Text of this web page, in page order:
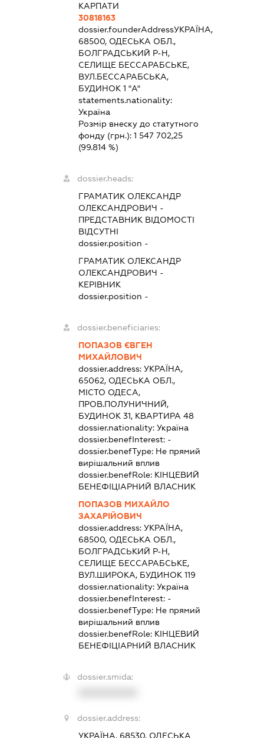
КАРПАТИ
30818163
dossier.founderAddressУКРАЇНА,
68500, ОДЕСЬКА ОБЛ.,
БОЛГРАДСЬКИЙ Р-Н,
СЕЛИЩЕ БЕССАРАБСЬКЕ,
ВУЛ.БЕССАРАБСЬКА,
БУДИНОК 1 "А"
statements.nationality:
Україна
Розмір внеску до статутного
фонду (грн.): 1 547 702,25
(99.814 %)
dossier.heads:
ГРАМАТИК ОЛЕКСАНДР
ОЛЕКСАНДРОВИЧ -
ПРЕДСТАВНИК ВІДОМОСТІ
ВІДСУТНІ
dossier.position -
ГРАМАТИК ОЛЕКСАНДР
ОЛЕКСАНДРОВИЧ -
КЕРІВНИК
dossier.position -
dossier.beneficiaries:
ПОПАЗОВ ЄВГЕН
МИХАЙЛОВИЧ
dossier.address: УКРАЇНА,
65062, ОДЕСЬКА ОБЛ.,
МІСТО ОДЕСА,
ПРОВ.ПОЛУНИЧНИЙ,
БУДИНОК 31, КВАРТИРА 48
dossier.nationality: Україна
dossier.benefInterest: -
dossier.benefType: Не прямий
вирішальний вплив
dossier.benefRole: КІНЦЕВИЙ
БЕНЕФІЦІАРНИЙ ВЛАСНИК
ПОПАЗОВ МИХАЙЛО
ЗАХАРІЙОВИЧ
dossier.address: УКРАЇНА,
68500, ОДЕСЬКА ОБЛ.,
БОЛГРАДСЬКИЙ Р-Н,
СЕЛИЩЕ БЕССАРАБСЬКЕ,
ВУЛ.ШИРОКА, БУДИНОК 119
dossier.nationality: Україна
dossier.benefInterest: -
dossier.benefType: Не прямий
вирішальний вплив
dossier.benefRole: КІНЦЕВИЙ
БЕНЕФІЦІАРНИЙ ВЛАСНИК
dossier.smida:
dossier.address:
УКРАЇНА, 68530, ОДЕСЬКА